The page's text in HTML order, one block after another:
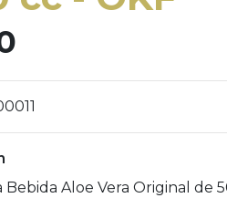
Bebida Aloe Vera Original de